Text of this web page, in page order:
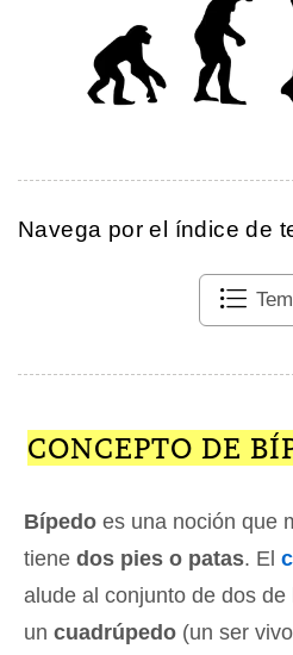
Navega por el índice de
CONCEPTO DE
Bípedo es una noción que
tiene dos pies o patas. El
alude al conjunto de dos
un cuadrúpedo (un ser